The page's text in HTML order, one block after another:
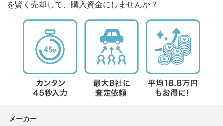
を賢く売却して、購入資金にしませんか？
メーカー